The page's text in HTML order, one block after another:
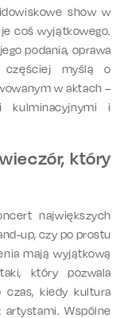
show w
coś wyjątkowego.
podania, oprawa
częściej myślą o
w aktach –
kulminacyjnymi i
który
największych
up, czy po prostu
mają wyjątkową
który pozwala
kiedy kultura
Wspólne